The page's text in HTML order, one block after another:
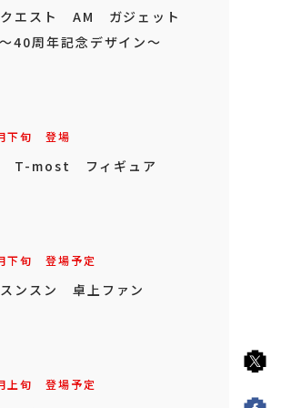
クエスト AM ガジェット
40周年記念デザイン～
下旬 登場
T-most フィギュア
下旬 登場予定
ンスン 卓上ファン
上旬 登場予定